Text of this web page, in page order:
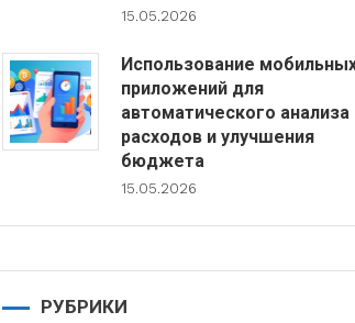
15.05.2026
Использование
приложений для
автоматического анализа
расходов и улучшения
бюджета
15.05.2026
РУБРИКИ